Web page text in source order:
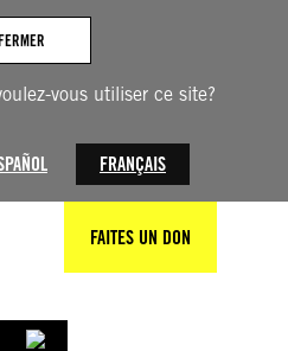
vous utiliser ce site?
FRANÇAIS
FAITES UN DON